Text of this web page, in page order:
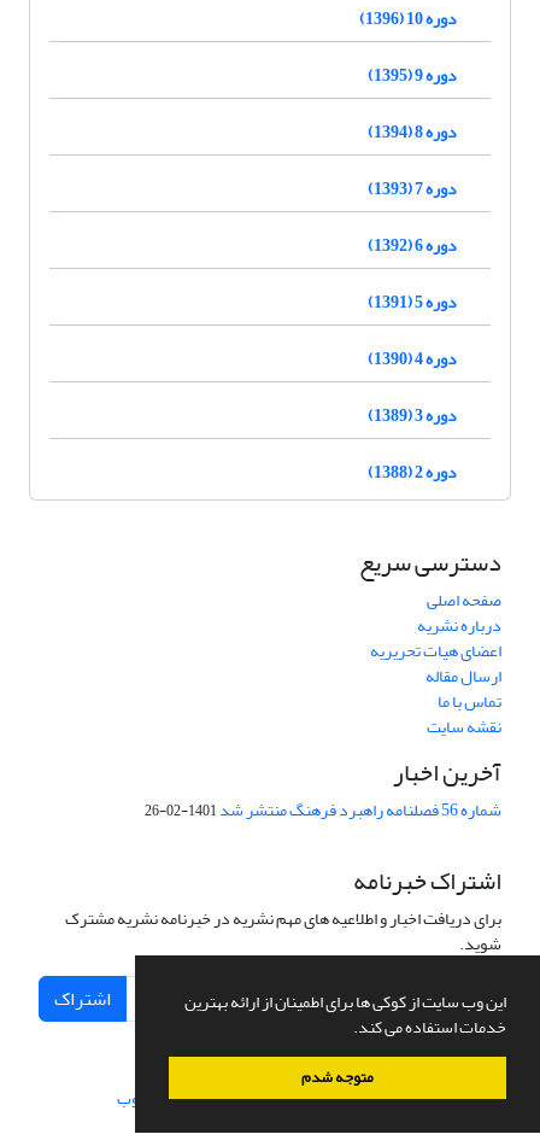
این وب سایت از کوکی ها برای اطمینان از ارائه بهترین
خدمات استفاده می کند.
متوجه شدم
دوره 10 (1396)
دوره 9 (1395)
دوره 8 (1394)
دوره 7 (1393)
دوره 6 (1392)
دوره 5 (1391)
دوره 4 (1390)
دوره 3 (1389)
دوره 2 (1388)
دسترسی سریع
صفحه اصلی
درباره نشریه
اعضای هیات تحریریه
ارسال مقاله
تماس با ما
نقشه سایت
آخرین اخبار
شماره 56 فصلنامه راهبرد فرهنگ منتشر شد 1401-02-26
اشتراک خبرنامه
برای دریافت اخبار و اطلاعیه های مهم نشریه در خبرنامه نشریه مشترک
شوید.
اشتراک
سامانه مدیریت نشریات علمی.طراحی و پیاده سازی از سیناوب